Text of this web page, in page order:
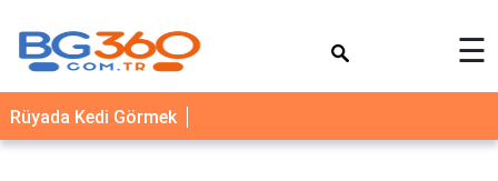
YEMEK
TARİFLERİ
☰
Rüyada Kedi Görmek